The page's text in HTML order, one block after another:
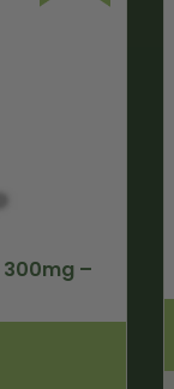
300mg –